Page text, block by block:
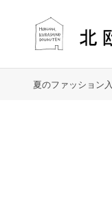
夏のファッション